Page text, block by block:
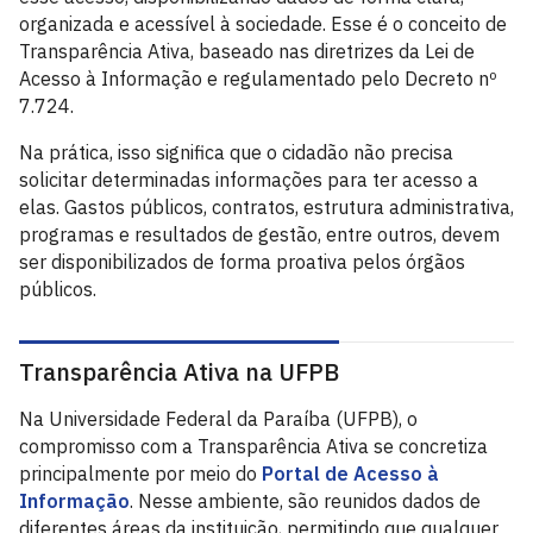
organizada e acessível à sociedade. Esse é o conceito de
Transparência Ativa, baseado nas diretrizes da Lei de
Acesso à Informação e regulamentado pelo Decreto nº
7.724.
Na prática, isso significa que o cidadão não precisa
solicitar determinadas informações para ter acesso a
elas. Gastos públicos, contratos, estrutura administrativa,
programas e resultados de gestão, entre outros, devem
ser disponibilizados de forma proativa pelos órgãos
públicos.
Transparência Ativa na UFPB
Na Universidade Federal da Paraíba (UFPB), o
compromisso com a Transparência Ativa se concretiza
principalmente por meio do Portal de Acesso à
Informação. Nesse ambiente, são reunidos dados de
diferentes áreas da instituição, permitindo que qualquer